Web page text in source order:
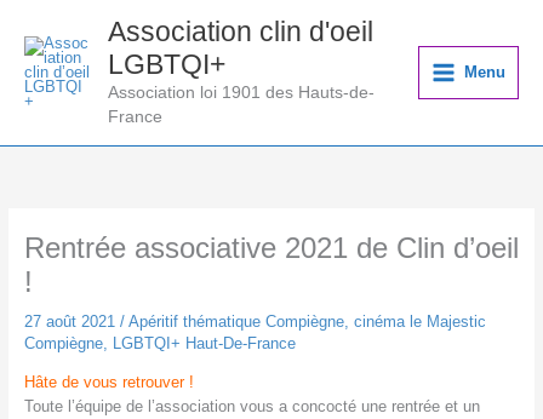
contenu
Association clin d'oeil
LGBTQI+
Association loi 1901 des Hauts-de-
France
Menu
Rentrée associative 2021 de Clin d’oeil
!
27 août 2021 / Apéritif thématique Compiègne, cinéma le Majestic
Compiègne, LGBTQI+ Haut-De-France
Hâte de vous retrouver !
Toute l’équipe de l’association vous a concocté une rentrée et un